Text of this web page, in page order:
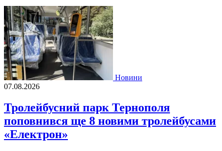
Новини
07.08.2026
Тролейбусний парк Тернополя
поповнився ще 8 новими тролейбусами
«Електрон»